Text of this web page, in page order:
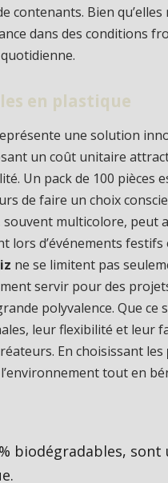
contenants. Bien
dans des conditions
en plastique
une solution
un coût unitaire
Un pack de 100 pièces
de faire un choix
multicolore, peut
lors d’événements festifs
ne se limitent pas
servir pour des
polyvalence. Que ce
leur flexibilité et leur
En choisissant les
tout en
biodégradables,